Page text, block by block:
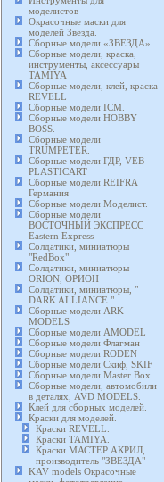
моделистов
Окрасочные маски для
моделей Звезда.
Сборные модели «ЗВЕЗДА»
Сборные модели, краска,
инструменты, аксессуары
TAMIYA
Сборные модели, клей, краска
REVELL
Сборные модели ICM.
Сборные модели HOBBY
BOSS.
Сборные модели
TRUMPETER.
Сборные модели ГДР, VEB
PLASTICART
Сборные модели REIFRA
Германия
Сборные модели Моделист.
Сборные модели
ВОСТОЧНЫЙ ЭКСПРЕСС
Eastern Express
Солдатики, миниатюры
"RedBox"
Солдатики, миниатюры
ORION, ОРИОН
Солдатики, миниатюры, "
DARK ALLIANCE "
Сборные модели ARK
MODELS
Сборные модели AMODEL
Сборные модели Флагман
Сборные модели RODEN
Сборные модели Скиф, SKIF
Сборные модели Master Box
Сборные модели, автомобили
в деталях, AVD MODELS.
Клей для сборных моделей.
Краски для моделей.
Краски REVELL.
Краски TAMIYA.
Краски МАСТЕР АКРИЛ,
производитель "ЗВЕЗДА"
KAV models Окрасочные